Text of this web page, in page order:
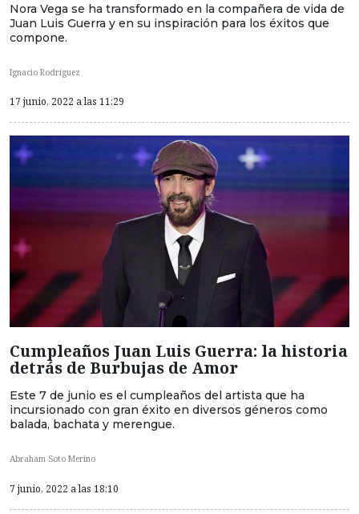
Nora Vega se ha transformado en la compañera de vida de
Juan Luis Guerra y en su inspiración para los éxitos que
compone.
Ignacio Rodríguez
17 junio, 2022 a las 11:29
Cumpleaños Juan Luis Guerra: la historia
detrás de Burbujas de Amor
Este 7 de junio es el cumpleaños del artista que ha
incursionado con gran éxito en diversos géneros como
balada, bachata y merengue.
Abraham Soto Merino
7 junio, 2022 a las 18:10